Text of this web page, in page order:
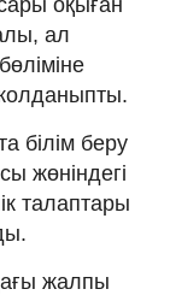
ал
білім беру
жөніндегі
талаптары
жалпы